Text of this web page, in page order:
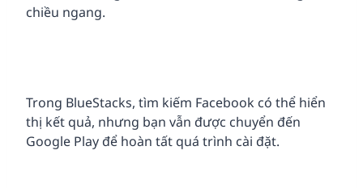
chiều ngang.
Trong BlueStacks, tìm kiếm Facebook có thể hiển
thị kết quả, nhưng bạn vẫn được chuyển đến
Google Play để hoàn tất quá trình cài đặt.